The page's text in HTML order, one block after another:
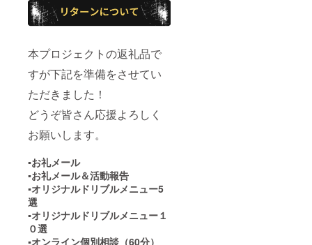
本プロジェクトの返礼品で
すが下記を準備をさせてい
ただきました！
どうぞ皆さん応援よろしく
お願いします。
▪️お礼メール
▪️お礼メール＆活動報告
▪️オリジナルドリブルメニュー5
選
▪️オリジナルドリブルメニュー１
０選
▪️オンライン個別相談（60分）